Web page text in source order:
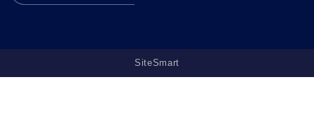
SiteSmart